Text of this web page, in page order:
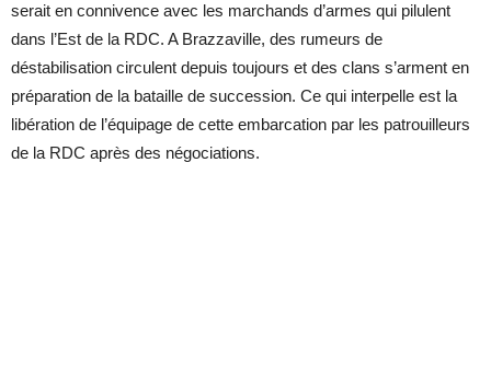
serait en connivence avec les marchands d’armes qui pilulent
dans l’Est de la RDC. A Brazzaville, des rumeurs de
déstabilisation circulent depuis toujours et des clans s’arment en
préparation de la bataille de succession. Ce qui interpelle est la
libération de l’équipage de cette embarcation par les patrouilleurs
de la RDC après des négociations.